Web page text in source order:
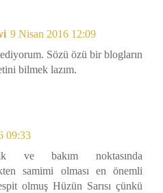
9 Nisan 2016 12:09
Sözü özü bir blogların
bilmek lazım.
09:33
ve bakım noktasında
samimi olması en önemli
olmuş Hüzün Sarısı çünkü